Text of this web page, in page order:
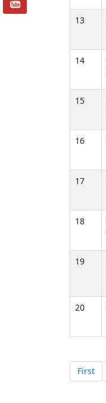
13
14
15
16
17
18
19
20
First